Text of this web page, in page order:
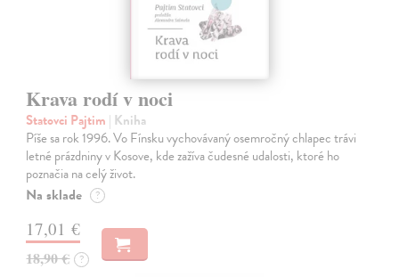
Krava rodí v noci
Statovci Pajtim | Kniha
Píše sa rok 1996. Vo Fínsku vychovávaný osemročný chlapec trávi
letné prázdniny v Kosove, kde zažíva čudesné udalosti, ktoré ho
poznačia na celý život.
Na sklade ?
17,01 €
18,90 € ?